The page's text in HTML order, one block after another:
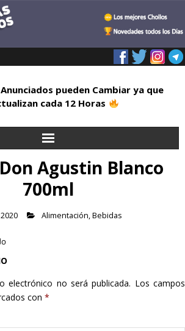
pueden Cambiar ya que
cada 12 Horas
Agustin Blanco
700ml
Alimentación,Bebidas
electrónico no será publicada. Los campos
con *